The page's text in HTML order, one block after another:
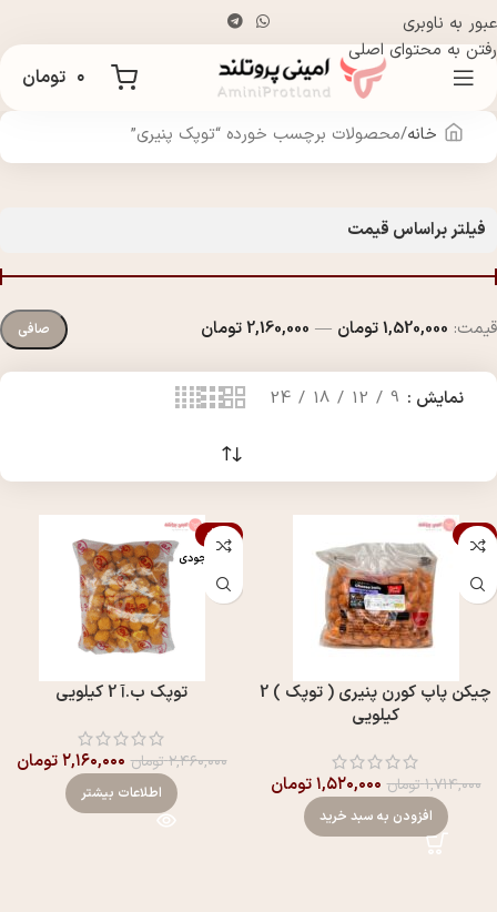
عبور به ناوبری
رفتن به محتوای اصلی
۰ تومان
خانه محصولات برچسب خورده “توپک پنیری”
فیلتر براساس قیمت
صافی قيمت: 1,520,000 تومان — 2,160,000 تومان
نمایش 9
12
18
24
-11%
چيکن پاپ کورن پنيری ( توپک ) 2
کیلویی
۱,۷۱۴,۰۰۰تومان ۱,۵۲۰,۰۰۰تومان
افزودن به سبد خرید
-12%
اتمام موجودی
توپک ب.آ 2 کیلویی
۲,۴۶۰,۰۰۰تومان ۲,۱۶۰,۰۰۰تومان
اطلاعات بیشتر